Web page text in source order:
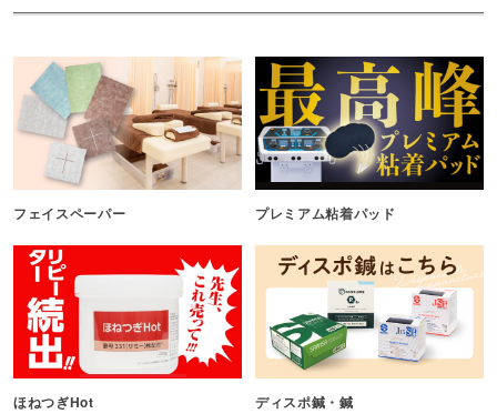
フェイスペーパー プレミアム粘着パッド
ほねつぎHot ディスポ鍼・鍼